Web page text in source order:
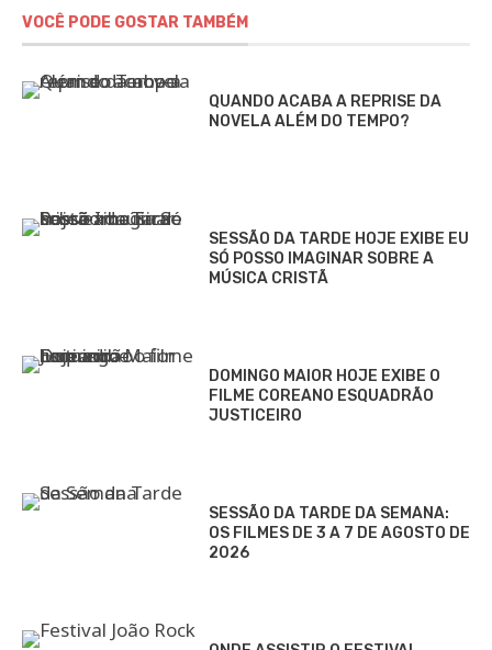
VOCÊ PODE GOSTAR TAMBÉM
QUANDO ACABA A REPRISE DA
NOVELA ALÉM DO TEMPO?
SESSÃO DA TARDE HOJE EXIBE EU
SÓ POSSO IMAGINAR SOBRE A
MÚSICA CRISTÃ
DOMINGO MAIOR HOJE EXIBE O
FILME COREANO ESQUADRÃO
JUSTICEIRO
SESSÃO DA TARDE DA SEMANA:
OS FILMES DE 3 A 7 DE AGOSTO DE
2026